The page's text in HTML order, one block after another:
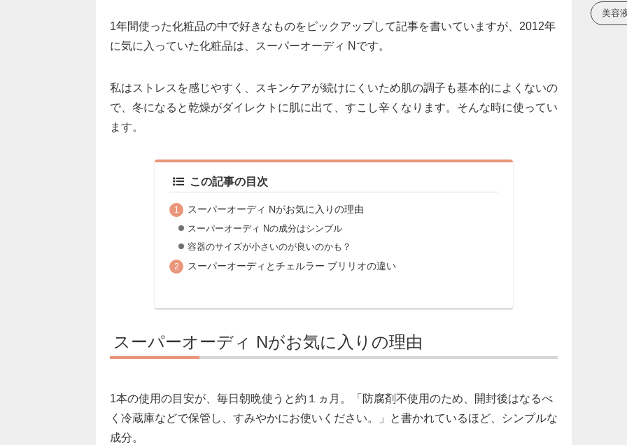
1年間使った化粧品の中で好きなものをピックアップして記事を書いていますが、2012年
に気に入っていた化粧品は、スーパーオーディ Nです。
私はストレスを感じやすく、スキンケアが続けにくいため肌の調子も基本的によくないの
で、冬になると乾燥がダイレクトに肌に出て、すこし辛くなります。そんな時に使ってい
ます。
この記事の目次
スーパーオーディ Nがお気に入りの理由
スーパーオーディ Nの成分はシンプル
容器のサイズが小さいのが良いのかも？
スーパーオーディとチェルラー ブリリオの違い
スーパーオーディ Nがお気に入りの理由
1本の使用の目安が、毎日朝晩使うと約１ヵ月。「防腐剤不使用のため、開封後はなるべ
く冷蔵庫などで保管し、すみやかにお使いください。」と書かれているほど、シンプルな
成分。
美容